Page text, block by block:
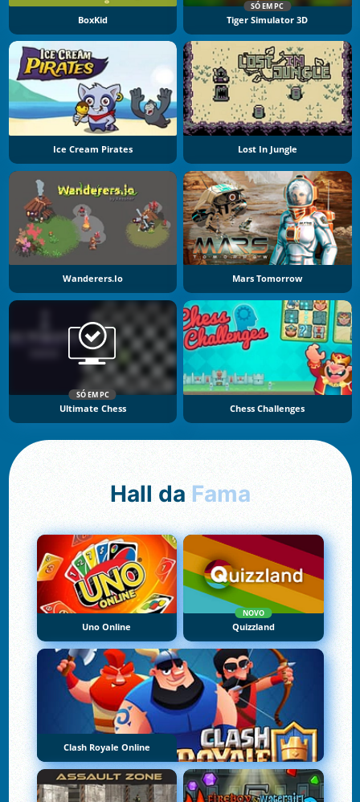
BoxKid
SÓ EM PC
Tiger Simulator 3D
Ice Cream Pirates Lost In Jungle
Wanderers.io Mars Tomorrow
SÓ EM PC
Ultimate Chess Chess Challenges
Hall da Fama
Uno Online
NOVO
Quizzland
Clash Royale Online